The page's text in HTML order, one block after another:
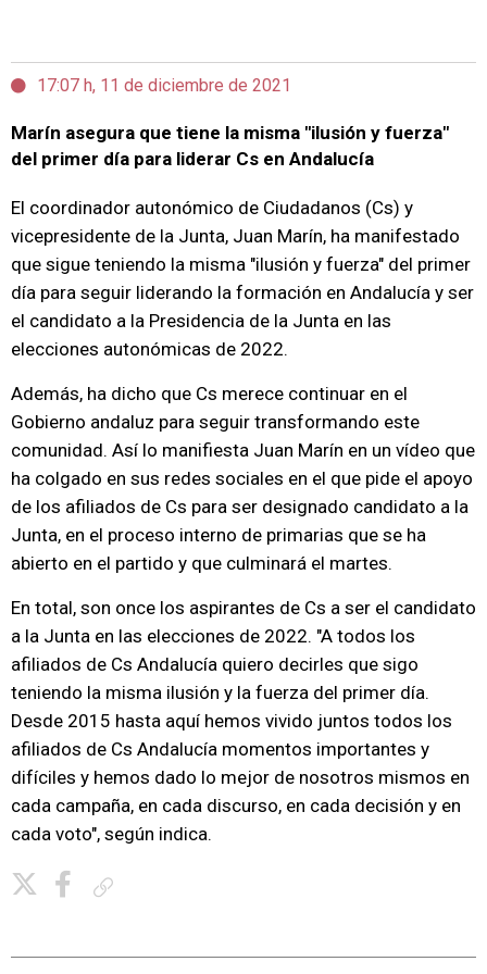
17:07 h, 11 de diciembre de 2021
Marín asegura que tiene la misma "ilusión y fuerza"
del primer día para liderar Cs en Andalucía
El coordinador autonómico de Ciudadanos (Cs) y
vicepresidente de la Junta, Juan Marín, ha manifestado
que sigue teniendo la misma "ilusión y fuerza" del primer
día para seguir liderando la formación en Andalucía y ser
el candidato a la Presidencia de la Junta en las
elecciones autonómicas de 2022.
Además, ha dicho que Cs merece continuar en el
Gobierno andaluz para seguir transformando este
comunidad. Así lo manifiesta Juan Marín en un vídeo que
ha colgado en sus redes sociales en el que pide el apoyo
de los afiliados de Cs para ser designado candidato a la
Junta, en el proceso interno de primarias que se ha
abierto en el partido y que culminará el martes.
En total, son once los aspirantes de Cs a ser el candidato
a la Junta en las elecciones de 2022. "A todos los
afiliados de Cs Andalucía quiero decirles que sigo
teniendo la misma ilusión y la fuerza del primer día.
Desde 2015 hasta aquí hemos vivido juntos todos los
afiliados de Cs Andalucía momentos importantes y
difíciles y hemos dado lo mejor de nosotros mismos en
cada campaña, en cada discurso, en cada decisión y en
cada voto", según indica.